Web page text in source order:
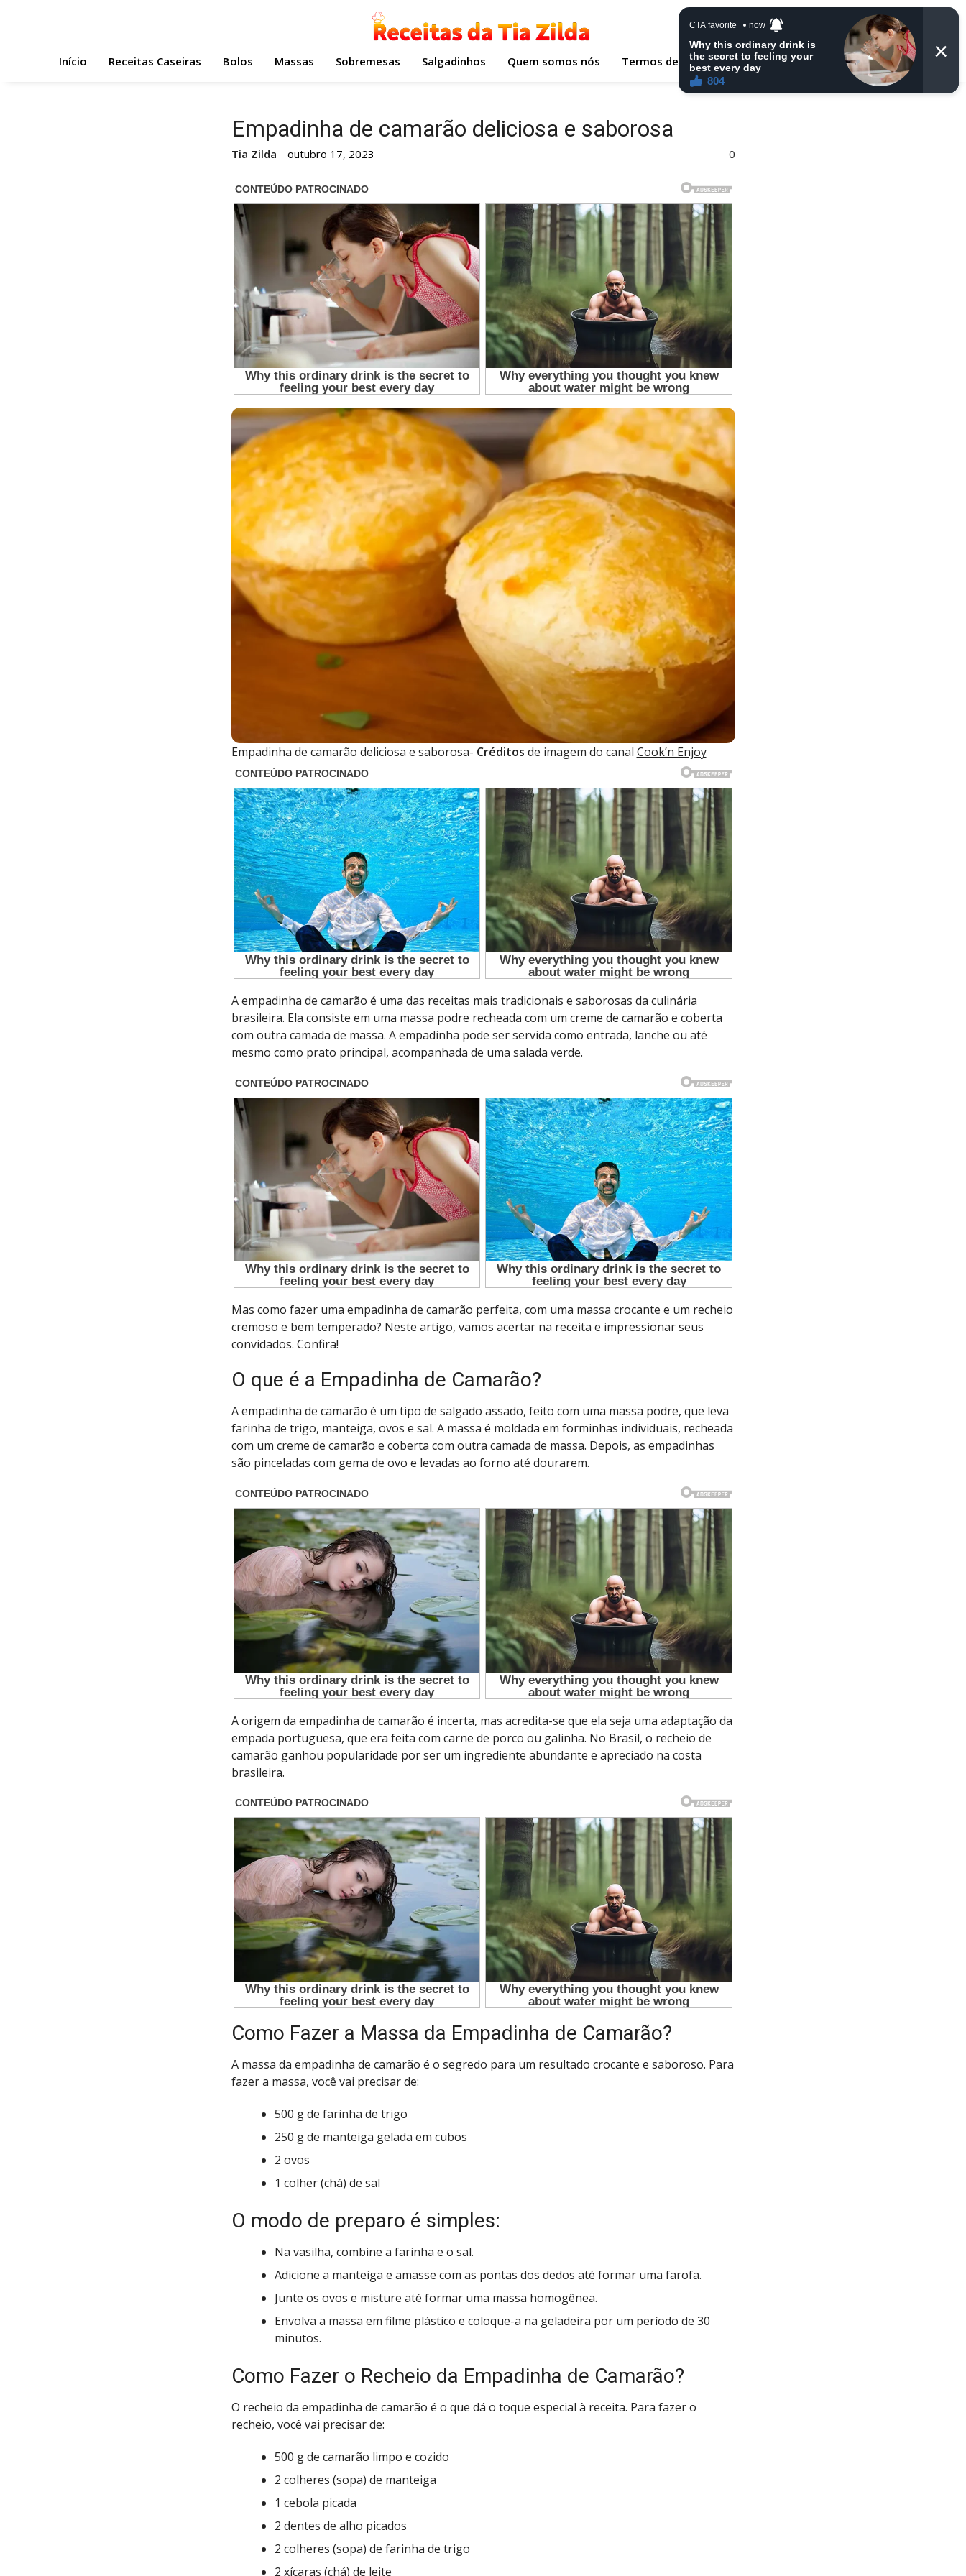
Início
Receitas Caseiras Bolos Massas Sobremesas Salgadinhos Quem somos nós Termos de Uso Politica de Privacidade Contato
Empadinha de camarão deliciosa e saborosa
Tia Zilda outubro 17, 2023 0
Empadinha de camarão deliciosa e saborosa- Créditos de imagem do canal Cook’n Enjoy
A empadinha de camarão é uma das receitas mais tradicionais e saborosas da culinária
brasileira. Ela consiste em uma massa podre recheada com um creme de camarão e coberta
com outra camada de massa. A empadinha pode ser servida como entrada, lanche ou até
mesmo como prato principal, acompanhada de uma salada verde.
Mas como fazer uma empadinha de camarão perfeita, com uma massa crocante e um recheio
cremoso e bem temperado? Neste artigo, vamos acertar na receita e impressionar seus
convidados. Confira!
O que é a Empadinha de Camarão?
A empadinha de camarão é um tipo de salgado assado, feito com uma massa podre, que leva
farinha de trigo, manteiga, ovos e sal. A massa é moldada em forminhas individuais, recheada
com um creme de camarão e coberta com outra camada de massa. Depois, as empadinhas
são pinceladas com gema de ovo e levadas ao forno até dourarem.
A origem da empadinha de camarão é incerta, mas acredita-se que ela seja uma adaptação da
empada portuguesa, que era feita com carne de porco ou galinha. No Brasil, o recheio de
camarão ganhou popularidade por ser um ingrediente abundante e apreciado na costa
brasileira.
Como Fazer a Massa da Empadinha de Camarão?
A massa da empadinha de camarão é o segredo para um resultado crocante e saboroso. Para
fazer a massa, você vai precisar de:
500 g de farinha de trigo
250 g de manteiga gelada em cubos
2 ovos
1 colher (chá) de sal
O modo de preparo é simples:
Na vasilha, combine a farinha e o sal.
Adicione a manteiga e amasse com as pontas dos dedos até formar uma farofa.
Junte os ovos e misture até formar uma massa homogênea.
Envolva a massa em filme plástico e coloque-a na geladeira por um período de 30
minutos.
Como Fazer o Recheio da Empadinha de Camarão?
O recheio da empadinha de camarão é o que dá o toque especial à receita. Para fazer o
recheio, você vai precisar de:
500 g de camarão limpo e cozido
2 colheres (sopa) de manteiga
1 cebola picada
2 dentes de alho picados
2 colheres (sopa) de farinha de trigo
2 xícaras (chá) de leite